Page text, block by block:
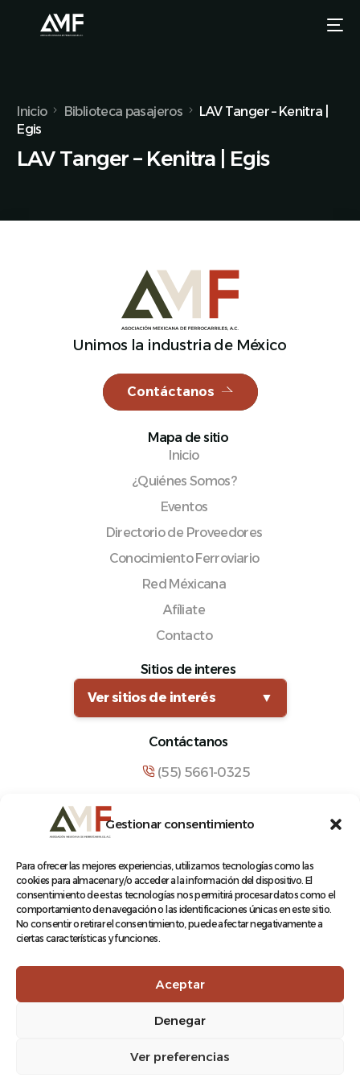
Gestionar consentimiento
Para ofrecer las mejores experiencias, utilizamos tecnologías como las
cookies para almacenar y/o acceder a la información del dispositivo. El
consentimiento de estas tecnologías nos permitirá procesar datos como el
comportamiento de navegación o las identificaciones únicas en este sitio.
No consentir o retirar el consentimiento, puede afectar negativamente a
ciertas características y funciones.
Aceptar
Denegar
Ver preferencias
Inicio Biblioteca pasajeros
LAV Tanger – Kenitra |
Egis
LAV Tanger – Kenitra | Egis
Unimos la industria de México
Contáctanos
Mapa de sitio
Inicio
¿Quiénes Somos?
Eventos
Directorio de Proveedores
Conocimiento Ferroviario
Red Méxicana
Afíliate
Contacto
Sitios de interes
Ver sitios de interés
▼
Contáctanos
(55) 5661-0325
Manuel María Contreras 133, Cuauhtémoc,
Terminos y condiciones
Log In